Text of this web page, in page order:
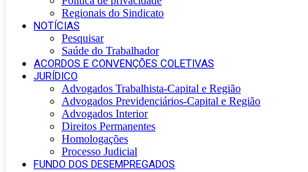
Regionais do Sindicato
NOTÍCIAS
Pesquisar
Saúde do Trabalhador
ACORDOS E CONVENÇÕES COLETIVAS
JURÍDICO
Advogados Trabalhista-Capital e Região
Advogados Previdenciários-Capital e Região
Advogados Interior
Direitos Permanentes
Homologações
Processo Judicial
FUNDO DOS DESEMPREGADOS